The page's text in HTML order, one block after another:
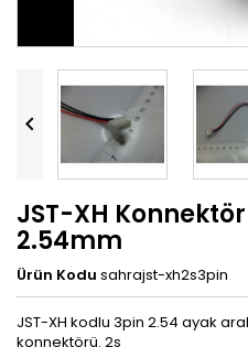

JST-XH
2.54mm
Ürün Kodu sahrajst-xh2s3pin
JST-XH kodlu 3pin 2.54 ayak
konnektörü. 2s